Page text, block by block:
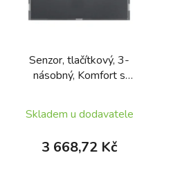
Senzor, tlačítkový, 3-
násobný, Komfort s
lak.
Skladem u dodavatele
3 668,72 Kč